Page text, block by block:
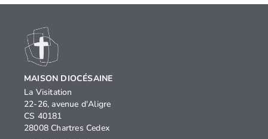
MAISON DIOCÉSAINE
La Visitation
22-26, avenue d'Aligre
CS 40181
28008 Chartres Cedex